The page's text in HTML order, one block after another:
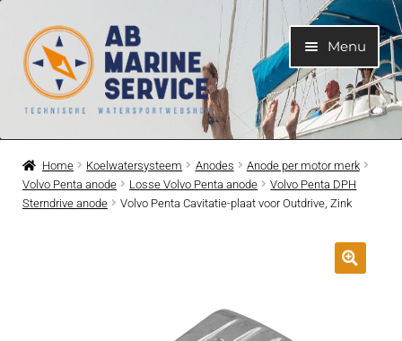
Ga
door
naar
navigatie
Ga
naar
de
inhoud
Menu
Home
Motoren
Submenu
Submenu
Home Koelwatersysteem Anodes
Anode per motor merk
Volvo Penta anode
Losse Volvo Penta anode
Volvo Penta DPH
Sterndrive anode
Volvo Penta Cavitatie-plaat voor Outdrive, Zink